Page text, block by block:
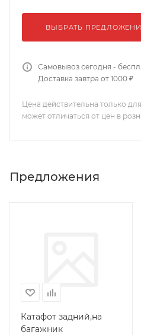
ВЫБРАТЬ
Самовывоз сегодня -
Доставка завтра от 1000 ₽
Цена действительна только
может отличаться от цен в
Предложения
Катафот задний,на
багажник